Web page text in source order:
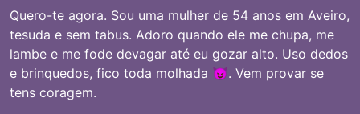
Quero-te agora. Sou uma mulher de 54 anos em Aveiro,
tesuda e sem tabus. Adoro quando ele me chupa, me
lambe e me fode devagar até eu gozar alto. Uso dedos
e brinquedos, fico toda molhada 😈. Vem provar se
tens coragem.